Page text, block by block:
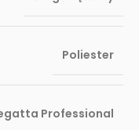
Poliester
Professional